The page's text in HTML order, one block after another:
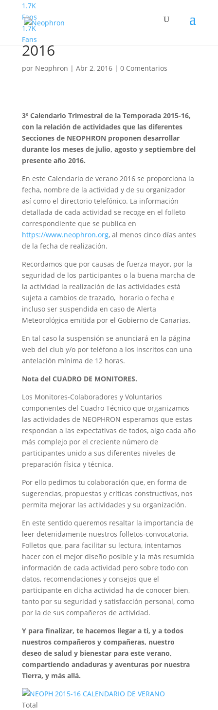
1.7K
Fans
1.7K
Fans
Calendario de Verano
2016
por Neophron | Abr 2, 2016| 0 Comentarios
3º Calendario Trimestral de la Temporada 2015-16,
con la relación de actividades que las diferentes
Secciones de NEOPHRON proponen desarrollar
durante los meses de julio, agosto y septiembre del
presente año 2016.
En este Calendario de verano 2016 se proporciona la
fecha, nombre de la actividad y de su organizador
así como el directorio telefónico. La información
detallada de cada actividad se recoge en el folleto
correspondiente que se publica en
https://www.neophron.org, al menos cinco días antes
de la fecha de realización.
Recordamos que por causas de fuerza mayor, por la
seguridad de los participantes o la buena marcha de
la actividad la realización de las actividades está
sujeta a cambios de trazado, horario o fecha e
incluso ser suspendida en caso de Alerta
Meteorológica emitida por el Gobierno de Canarias.
En tal caso la suspensión se anunciará en la página
web del club y/o por teléfono a los inscritos con una
antelación mínima de 12 horas.
Nota del CUADRO DE MONITORES.
Los Monitores-Colaboradores y Voluntarios
componentes del Cuadro Técnico que organizamos
las actividades de NEOPHRON esperamos que estas
respondan a las expectativas de todos, algo cada año
más complejo por el creciente número de
participantes unido a sus diferentes niveles de
preparación física y técnica.
Por ello pedimos tu colaboración que, en forma de
sugerencias, propuestas y críticas constructivas, nos
permita mejorar las actividades y su organización.
En este sentido queremos resaltar la importancia de
leer detenidamente nuestros folletos-convocatoria.
Folletos que, para facilitar su lectura, intentamos
hacer con el mejor diseño posible y la más resumida
información de cada actividad pero sobre todo con
datos, recomendaciones y consejos que el
participante en dicha actividad ha de conocer bien,
tanto por su seguridad y satisfacción personal, como
por la de sus compañeros de actividad.
Y para finalizar, te hacemos llegar a ti, y a todos
nuestros compañeros y compañeras, nuestro
deseo de salud y bienestar para este verano,
compartiendo andaduras y aventuras por nuestra
Tierra, y más allá.
Total